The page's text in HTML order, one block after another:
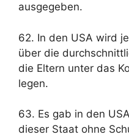
ausgegeben.
62. In den USA wird
über die
die Eltern unter das
legen.
63. Es gab in den
dieser Staat ohne